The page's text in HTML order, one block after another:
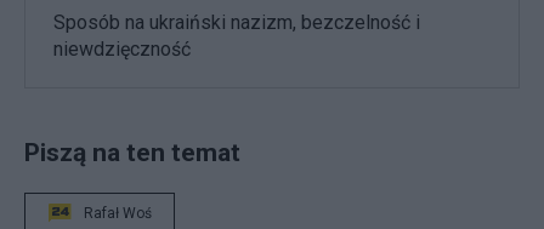
Sposób na ukraiński nazizm, bezczelność i
niewdzięczność
Piszą na ten temat
Rafał Woś